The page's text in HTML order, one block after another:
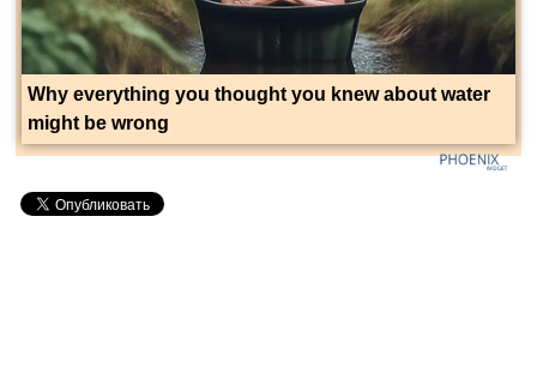
Why everything you thought you knew about water
might be wrong